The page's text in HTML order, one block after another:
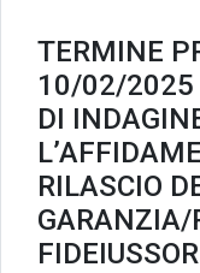
TERMINE
10/02/2025
DI
RILASCIO
GARANZIA/